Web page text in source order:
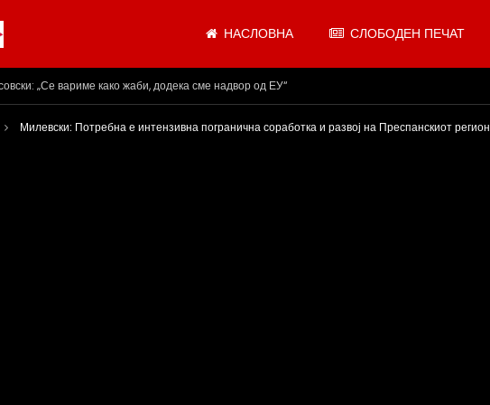
НАСЛОВНА СЛОБОДЕН ПЕЧАТ
на „Слободен Печат“ 05.08.2026
Милевски: Потребна е интензивна погранична соработка и развој на Преспанскиот регион